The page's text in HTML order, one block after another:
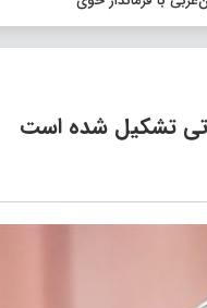
تشکیل شده است